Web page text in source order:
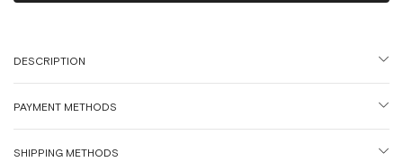
DESCRIPTION
PAYMENT METHODS
SHIPPING METHODS